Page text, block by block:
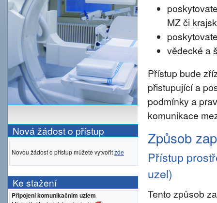
Nová žádost o přístup
Novou žádost o přístup můžete vytvořitzde
Ke stažení
Připojení komunikačním uzlem
MZ či
vědecké a
Přístup bude
přistupující a
podmínky a
komunikace
Způsob
Přístup
uzel)
Tento způsob